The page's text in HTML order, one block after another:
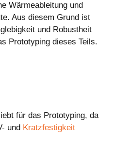
Wärmeableitung und
Aus diesem Grund ist
und Robustheit
Prototyping dieses Teils.
für das Prototyping, da
und Kratzfestigkeit